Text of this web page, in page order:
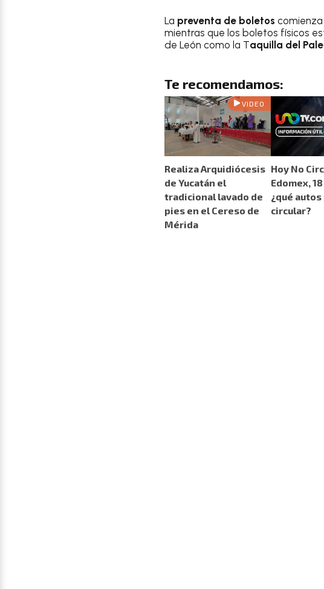
La preventa de boletos
mientras que los boletos físicos
de León como la Taquilla del
Te recomendamos:
VIDEO
Realiza Arquidiócesis
de Yucatán el
tradicional lavado de
pies en el Cereso de
Mérida
Hoy No
Edomex,
¿qué
circular?